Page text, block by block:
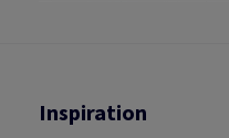
Inspiration